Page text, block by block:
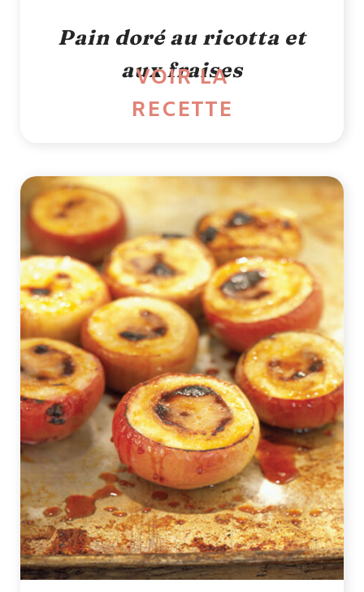
Pain doré au ricotta et
aux fraises
VOIR LA
RECETTE